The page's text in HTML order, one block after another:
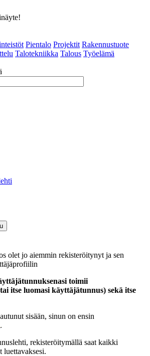
Pientalo Projektit Rakennustuote
Talotekniikka Talous Työelämä
olet jo aiemmin rekisteröitynyt ja sen
toimii
itse luomasi käyttäjätunnus) sekä itse
sisään, sinun on ensin
.
rekisteröitymällä saat kaikki
luettavaksesi.